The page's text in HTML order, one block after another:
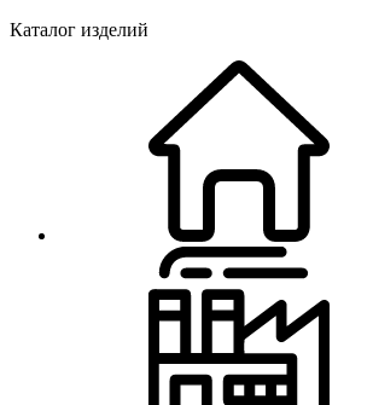
Каталог изделий